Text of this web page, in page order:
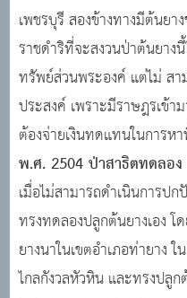
เพชรบุรี สองข้างทางมีต้นย
ราชดำริที่จะสงวนป่าต้นยาง
ทรัพย์ส่วนพระองค์ แต่ไม่ ส
ประสงค์ เพราะมีราษฎรเข้
ต้องจ่ายเงินทดแทนในการห
พ.ศ. 2504 ป่าสาธิตทดลอง
เมื่อไม่สามารถดำเนินการป
ทรงทดลองปลูกต้นยางเอง โ
ยางนาในเขตอำเภอท่ายาง
ไกลกังวลหัวหิน และทรงปลู